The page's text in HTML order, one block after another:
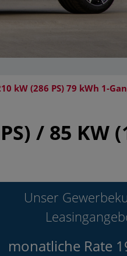
kW (286 PS) 79 kWh 1-
/ 85 KW
Unser
monatliche Rate